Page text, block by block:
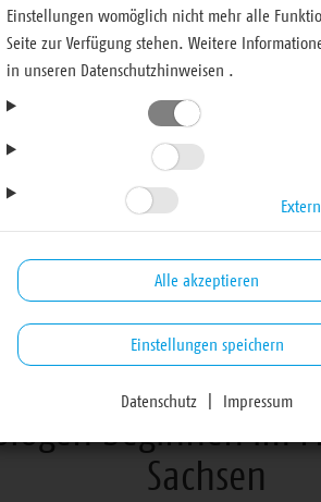
und Ehrenamtliche
Mitteilungen für Haupt- und
beginnen im
Sachsen
Einstellungen womöglich nicht mehr alle
Seite zur Verfügung stehen. Weitere
in unseren Datenschutzhinweisen .
Alle akzeptieren
Einstellungen speichern
Datenschutz Impressum